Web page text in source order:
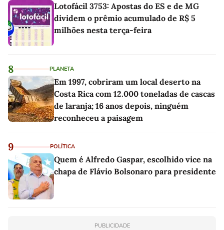
Lotofácil 3753: Apostas do ES e de MG
dividem o prêmio acumulado de R$ 5
milhões nesta terça-feira
8 PLANETA
Em 1997, cobriram um local deserto na
Costa Rica com 12.000 toneladas de cascas
de laranja; 16 anos depois, ninguém
reconheceu a paisagem
9 POLÍTICA
Quem é Alfredo Gaspar, escolhido vice na
chapa de Flávio Bolsonaro para presidente
PUBLICIDADE